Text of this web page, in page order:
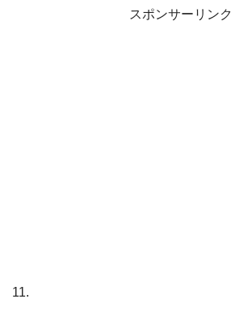
スポンサーリンク
11.